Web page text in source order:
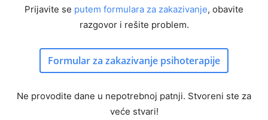
Prijavite se putem formulara za zakazivanje, obavite
razgovor i rešite problem.
Formular za zakazivanje psihoterapije
Ne provodite dane u nepotrebnoj patnji. Stvoreni ste za
veće stvari!